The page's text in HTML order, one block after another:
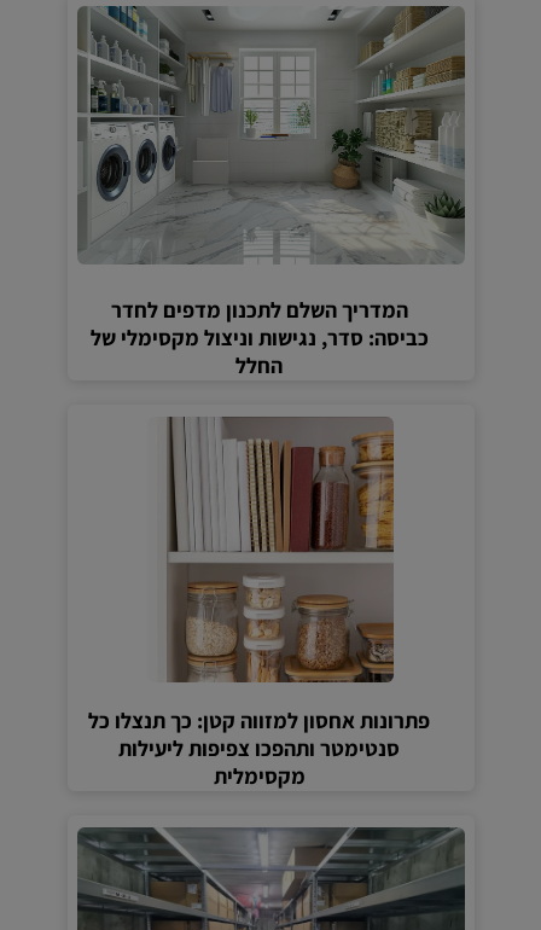
המדריך השלם לתכנון מדפים לחדר
כביסה: סדר, נגישות וניצול מקסימלי של
החלל
פתרונות אחסון למזווה קטן: כך תנצלו כל
סנטימטר ותהפכו צפיפות ליעילות
מקסימלית